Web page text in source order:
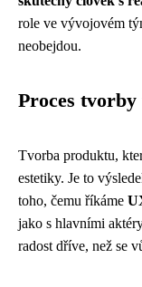
role ve vývojovém
neobejdou.
Proces
Tvorba produktu,
estetiky. Je to
toho, čemu říkáme
jako s hlavními
radost dříve, než se